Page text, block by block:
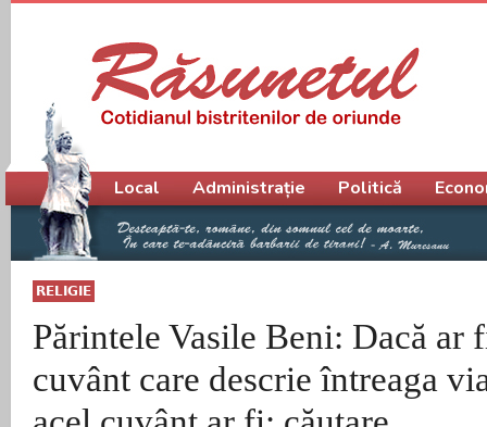
RELIGIE
Părintele Vasile Beni: Dacă ar
cuvânt care descrie întreaga
Meniu principal
Local Administrație Politică